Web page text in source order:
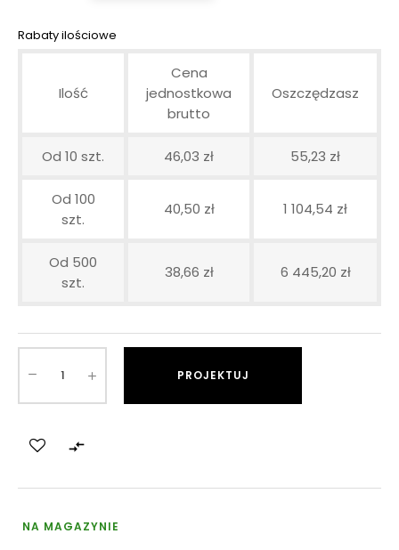
Rabaty ilościowe
Ilość
Cena
jednostkowa
brutto
Oszczędzasz
Od 10 szt. 46,03 zł 55,23 zł
Od 100
szt.
40,50 zł 1 104,54 zł
Od 500
szt.
38,66 zł 6 445,20 zł
PROJEKTUJ

NA MAGAZYNIE